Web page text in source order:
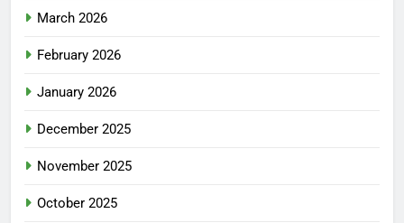
March 2026
February 2026
January 2026
December 2025
November 2025
October 2025